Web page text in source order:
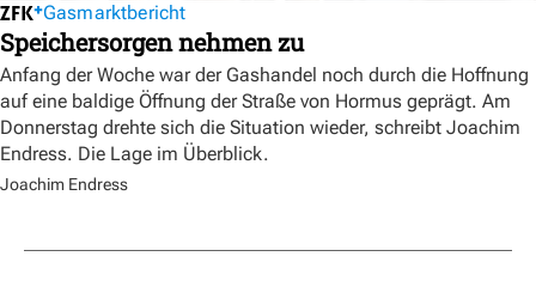
Gasmarktbericht
Speichersorgen nehmen zu
Anfang der Woche war der Gashandel noch durch die Hoffnung
auf eine baldige Öffnung der Straße von Hormus geprägt. Am
Donnerstag drehte sich die Situation wieder, schreibt Joachim
Endress. Die Lage im Überblick.
Joachim Endress